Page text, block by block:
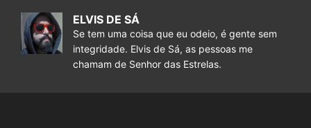
ELVIS DE SÁ
Se tem uma coisa que eu odeio, é gente sem
integridade. Elvis de Sá, as pessoas me
chamam de Senhor das Estrelas.